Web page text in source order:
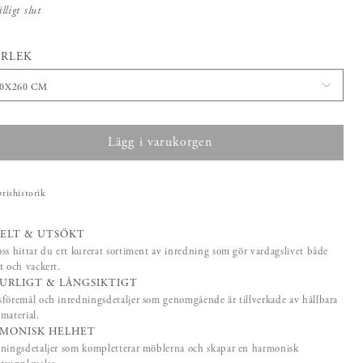
slut
CM
Lägg i varukorgen
& UTSÖKT
hittar du ett kurerat sortiment av inredning som gör vardagslivet både
och vackert.
& LÅNGSIKTIGT
och inredningsdetaljer som genomgående är tillverkade av hållbara
HELHET
som kompletterar möblerna och skapar en harmonisk